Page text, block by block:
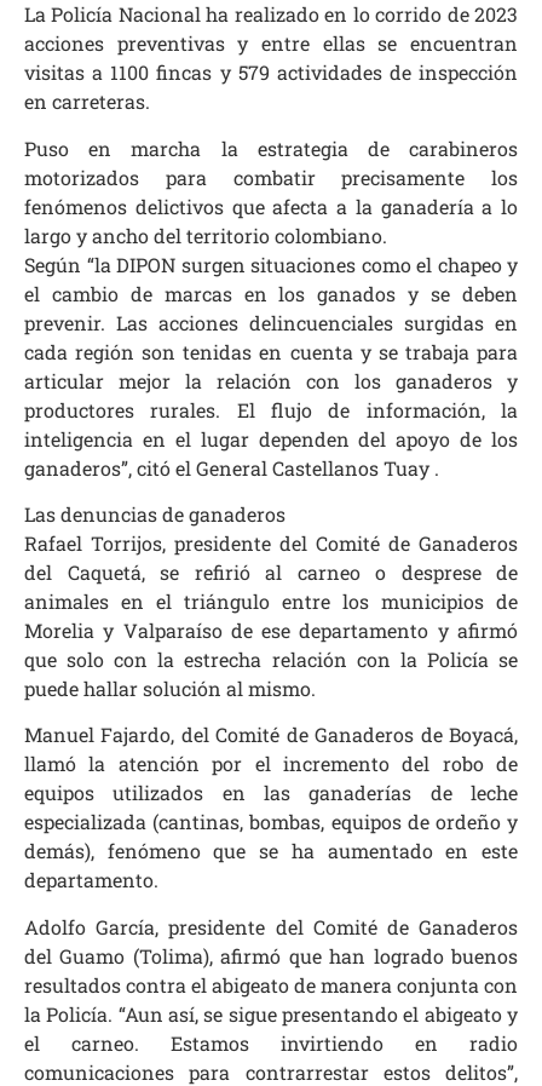
La Policía Nacional ha realizado en lo corrido de 2023
acciones preventivas y entre ellas se encuentran
visitas a 1100 fincas y 579 actividades de inspección
en carreteras.
Puso en marcha la estrategia de carabineros
motorizados para combatir precisamente los
fenómenos delictivos que afecta a la ganadería a lo
largo y ancho del territorio colombiano.
Según “la DIPON surgen situaciones como el chapeo y
el cambio de marcas en los ganados y se deben
prevenir. Las acciones delincuenciales surgidas en
cada región son tenidas en cuenta y se trabaja para
articular mejor la relación con los ganaderos y
productores rurales. El flujo de información, la
inteligencia en el lugar dependen del apoyo de los
ganaderos”, citó el General Castellanos Tuay .
Las denuncias de ganaderos
Rafael Torrijos, presidente del Comité de Ganaderos
del Caquetá, se refirió al carneo o desprese de
animales en el triángulo entre los municipios de
Morelia y Valparaíso de ese departamento y afirmó
que solo con la estrecha relación con la Policía se
puede hallar solución al mismo.
Manuel Fajardo, del Comité de Ganaderos de Boyacá,
llamó la atención por el incremento del robo de
equipos utilizados en las ganaderías de leche
especializada (cantinas, bombas, equipos de ordeño y
demás), fenómeno que se ha aumentado en este
departamento.
Adolfo García, presidente del Comité de Ganaderos
del Guamo (Tolima), afirmó que han logrado buenos
resultados contra el abigeato de manera conjunta con
la Policía. “Aun así, se sigue presentando el abigeato y
el carneo. Estamos invirtiendo en radio
comunicaciones para contrarrestar estos delitos”,